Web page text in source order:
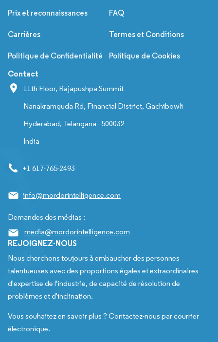
Prix et reconnaissances FAQ
Carrières Termes et Conditions
Politique de Confidentialité Politique de Cookies
Contact
11th Floor, Rajapushpa Summit
Nanakramguda Rd, Financial District, Gachibowli
Hyderabad, Telangana - 500032
India
+1 617-765-2493
info@mordorintelligence.com
Demandes des médias :
media@mordorintelligence.com
REJOIGNEZ-NOUS
Nous cherchons toujours à embaucher des personnes
talentueuses avec des proportions égales et extraordinaires
d'expertise de l'industrie, de capacité de résolution de
problèmes et d'inclination.
Vous souhaitez en savoir plus ? Contactez-nous par courrier
électronique.